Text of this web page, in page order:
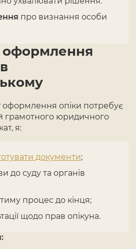
про визнання особи
опіки потребує
й грамотного юридичного
я:
документи;
до суду та органів
процес до кінця;
щодо прав опікуна.